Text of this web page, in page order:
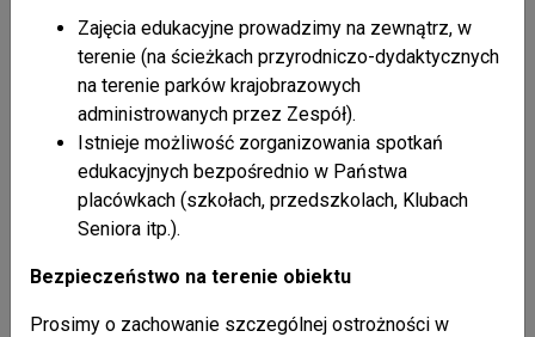
Zajęcia edukacyjne prowadzimy na zewnątrz, w
terenie (na ścieżkach przyrodniczo-dydaktycznych
na terenie parków krajobrazowych
administrowanych przez Zespół).
Istnieje możliwość zorganizowania spotkań
edukacyjnych bezpośrednio w Państwa
placówkach (szkołach, przedszkolach, Klubach
Seniora itp.).
Bezpieczeństwo na terenie obiektu
Prosimy o zachowanie szczególnej ostrożności w